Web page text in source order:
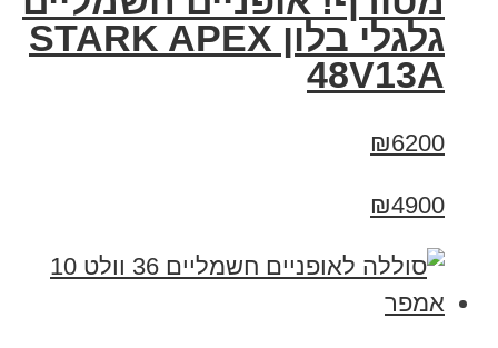
גלגלי בלון STARK APEX
48V13A
₪6200
₪4900